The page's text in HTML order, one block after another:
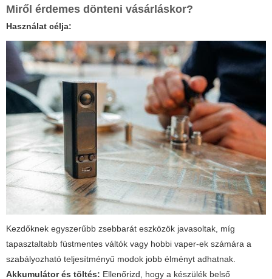
Miről érdemes dönteni vásárláskor?
Használat célja:
Kezdőknek egyszerűbb zsebbarát eszközök javasoltak, míg
tapasztaltabb füstmentes váltók vagy hobbi vaper-ek számára a
szabályozható teljesítményű modok jobb élményt adhatnak.
Akkumulátor és töltés: Ellenőrizd, hogy a készülék belső